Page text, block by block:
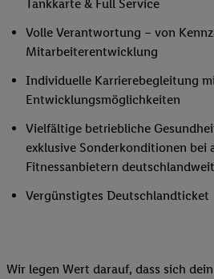
Tankkarte & Full Service
Volle Verantwortung – von
Mitarbeiterentwicklung
Individuelle Karrierebegleitung
Entwicklungsmöglichkeiten
Vielfältige betriebliche
exklusive Sonderkonditionen bei
Fitnessanbietern deutschlandweit
Vergünstigtes Deutschlandticket
Wir legen Wert darauf, dass sich